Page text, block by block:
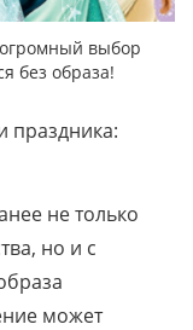
выбор
без образа!
праздника:
не только
но и с
может